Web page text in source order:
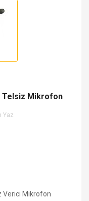
Telsiz Mikrofon
Yaz
Verici Mikrofon